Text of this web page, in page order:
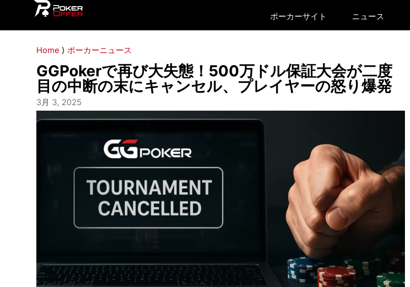
ポーカーサイト ニュース
Home ⟩ ポーカーニュース
GGPokerで再び大失態！500万ドル保証大会が二度
目の中断の末にキャンセル、プレイヤーの怒り爆発
3月 3, 2025